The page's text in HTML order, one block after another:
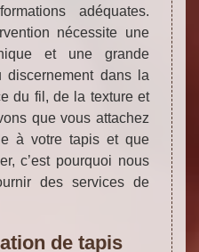
adéquates.
nécessite une
et une grande
dans la
du fil, de la texture et
que vous attachez
à votre tapis et que
c’est pourquoi nous
des services de
de tapis